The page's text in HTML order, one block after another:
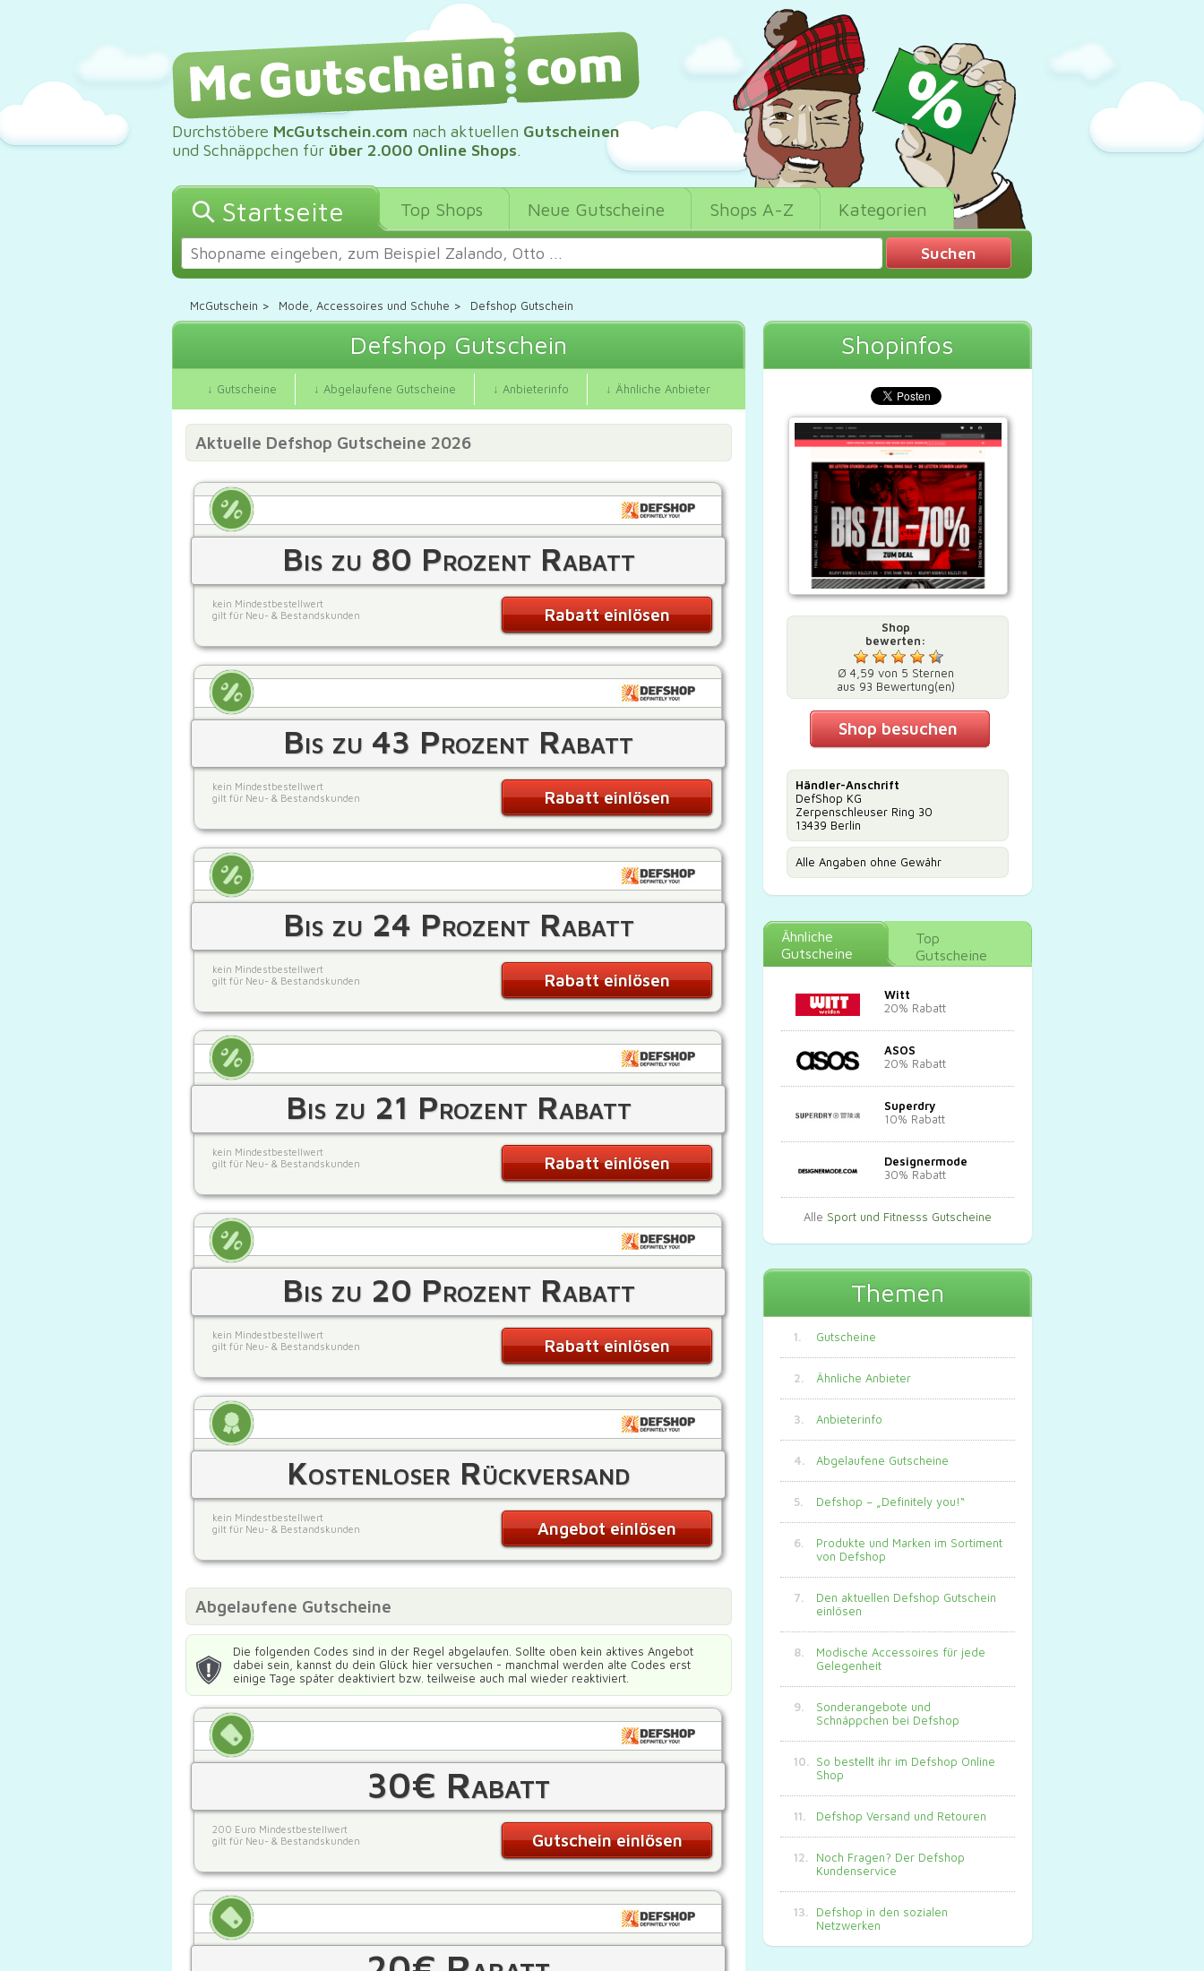
Durchstöbere McGutschein.com nach aktuellen Gutscheinen
und Schnäppchen für über 2.000 Online Shops.
Startseite Top Shops Neue Gutscheine Shops A-Z Kategorien
McGutschein > Mode, Accessoires und Schuhe > Defshop Gutschein
Defshop Gutschein
↓ Gutscheine ↓ Abgelaufene Gutscheine ↓ Anbieterinfo ↓ Ähnliche Anbieter
Aktuelle Defshop Gutscheine 2026
Bis zu 80 Prozent Rabatt
kein Mindestbestellwert
gilt für Neu- & Bestandskunden
Rabatt einlösen
Bis zu 43 Prozent Rabatt
kein Mindestbestellwert
gilt für Neu- & Bestandskunden
Rabatt einlösen
Bis zu 24 Prozent Rabatt
kein Mindestbestellwert
gilt für Neu- & Bestandskunden
Rabatt einlösen
Bis zu 21 Prozent Rabatt
kein Mindestbestellwert
gilt für Neu- & Bestandskunden
Rabatt einlösen
Bis zu 20 Prozent Rabatt
kein Mindestbestellwert
gilt für Neu- & Bestandskunden
Rabatt einlösen
Kostenloser Rückversand
kein Mindestbestellwert
gilt für Neu- & Bestandskunden
Angebot einlösen
Abgelaufene Gutscheine
Die folgenden Codes sind in der Regel abgelaufen. Sollte oben kein aktives Angebot
dabei sein, kannst du dein Glück hier versuchen - manchmal werden alte Codes erst
einige Tage später deaktiviert bzw. teilweise auch mal wieder reaktiviert.
30€ Rabatt
200 Euro Mindestbestellwert
gilt für Neu- & Bestandskunden
Gutschein einlösen
Shopinfos
Shop
bewerten:
Ø 4,59 von 5 Sternen
aus 93 Bewertung(en)
Shop besuchen
Händler-Anschrift
DefShop KG
Zerpenschleuser Ring 30
13439 Berlin
Alle Angaben ohne Gewähr
Ähnliche
Gutscheine
Top
Gutscheine
Witt
20% Rabatt
ASOS
20% Rabatt
Superdry
10% Rabatt
Designermode
30% Rabatt
Alle Sport und Fitnesss Gutscheine
Themen
Gutscheine
Ähnliche Anbieter
Anbieterinfo
Abgelaufene Gutscheine
Defshop – „Definitely you!“
Produkte und Marken im Sortiment
von Defshop
Den aktuellen Defshop Gutschein
einlösen
Modische Accessoires für jede
Gelegenheit
Sonderangebote und
Schnäppchen bei Defshop
So bestellt ihr im Defshop Online
Shop
Defshop Versand und Retouren
Noch Fragen? Der Defshop
Kundenservice
Defshop in den sozialen
Netzwerken